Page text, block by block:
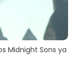
Midnight Sons ya